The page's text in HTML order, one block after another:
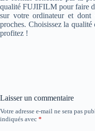
qualité FUJIFILM pour faire
sur votre ordinateur et
proches. Choisissez la
profitez !
Laisser un commentaire
Votre adresse e-mail ne sera pas
indiqués avec *